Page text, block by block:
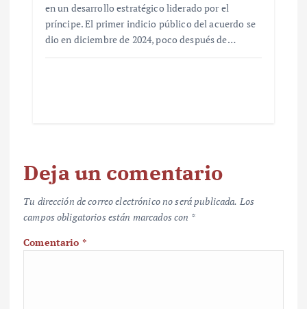
en un desarrollo estratégico liderado por el
príncipe. El primer indicio público del acuerdo se
dio en diciembre de 2024, poco después de…
Deja un comentario
Tu dirección de correo electrónico no será publicada. Los
campos obligatorios están marcados con *
Comentario *